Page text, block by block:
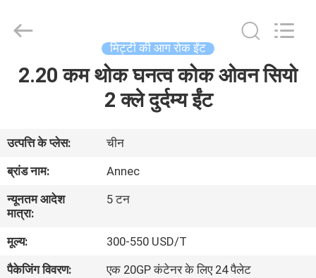
घर
हमारे
बारे
में
कारखाने
Industrial
Rights
Reserved.
मिट्टी की आग रोक ईंट
2.20 कम थोक घनत्व कोक ओवन सियो
2 क्ले दुर्दम्य ईंट
उत्पत्ति के प्लेस:
चीन
ब्रांड नाम:
Annec
न्यूनतम आदेश
मात्रा:
5 टन
मूल्य:
300-550 USD/T
पैकेजिंग विवरण:
एक 20GP कंटेनर के लिए 24 पैलेट